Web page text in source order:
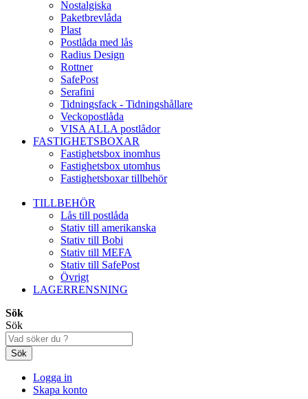
Nostalgiska
Paketbrevlåda
Plast
Postlåda med lås
Radius Design
Rottner
SafePost
Serafini
Tidningsfack - Tidningshållare
Veckopostlåda
VISA ALLA postlådor
FASTIGHETSBOXAR
Fastighetsbox inomhus
Fastighetsbox utomhus
Fastighetsboxar tillbehör
TILLBEHÖR
Lås till postlåda
Stativ till amerikanska
Stativ till Bobi
Stativ till MEFA
Stativ till SafePost
Övrigt
LAGERRENSNING
Sök
Sök
Sök
Logga in
Skapa konto